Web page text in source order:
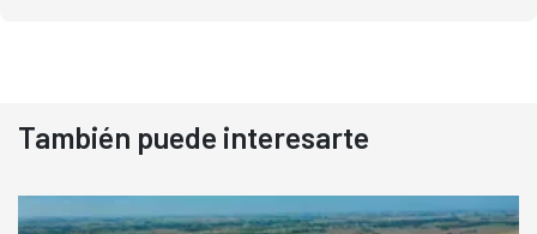
También puede interesarte